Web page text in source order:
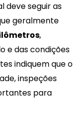
deve seguir as
geralmente
,
e das condições
indiquem que o
inspeções
para